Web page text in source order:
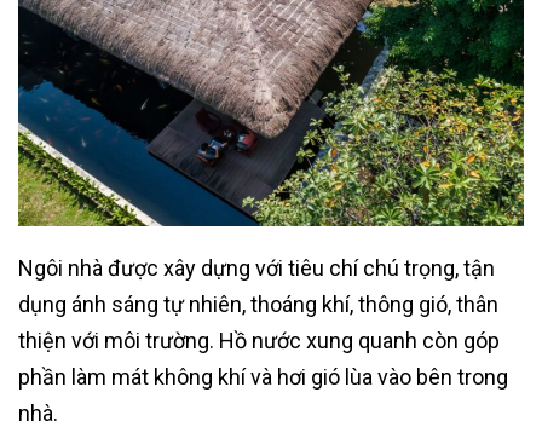
Ngôi nhà được xây dựng với tiêu chí chú trọng, tận
dụng ánh sáng tự nhiên, thoáng khí, thông gió, thân
thiện với môi trường. Hồ nước xung quanh còn góp
phần làm mát không khí và hơi gió lùa vào bên trong
nhà.